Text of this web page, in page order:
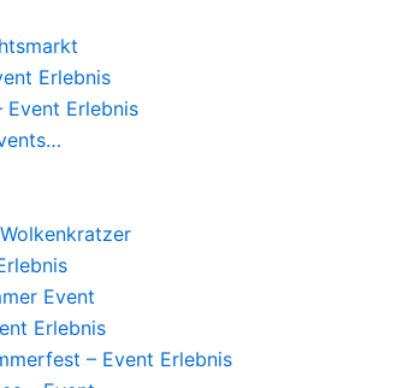
Erlebnis
Event Erlebnis
Event
Erlebnis
– Event Erlebnis